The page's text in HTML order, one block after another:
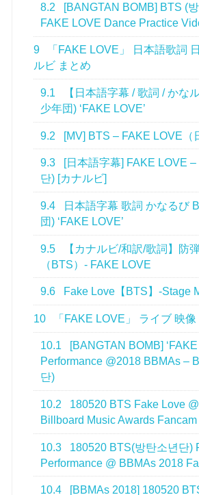
8.2
[BANGTAN BOMB] BTS (
FAKE LOVE Dance Practice
9
「FAKE LOVE」 日本語歌詞
ルビ まとめ
9.1
【日本語字幕 / 歌詞 / かな
少年団) ‘FAKE LOVE’
9.2 [MV] BTS – FAKE LOVE（
9.3
[日本語字幕] FAKE LOVE
단) [カナルビ]
9.4
日本語字幕 歌詞 かなるび
団) ‘FAKE LOVE’
9.5
【カナルビ/和訳/歌詞】防
（BTS）- FAKE LOVE
9.6 Fake Love【BTS】-Stage
10 「FAKE LOVE」 ライブ 映像
10.1
[BANGTAN BOMB]
Performance @2018 BBMAs –
단)
10.2
180520 BTS Fake Love
Billboard Music Awards Fancam
10.3
180520 BTS(방탄소년단)
Performance @ BBMAs 2018
10.4 [BBMAs 2018] 180520